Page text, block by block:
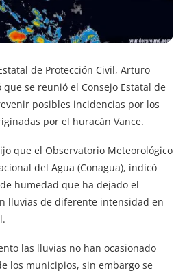
de Protección Civil, Arturo
que se reunió el Consejo Estatal de
posibles incidencias por los
por el huracán Vance.
que el Observatorio Meteorológico
del Agua (Conagua), indicó
humedad que ha dejado el
lluvias de diferente intensidad en
las lluvias no han ocasionado
los municipios, sin embargo se